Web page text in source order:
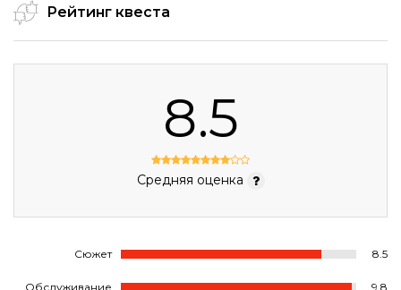
Рейтинг квеста
8.5
Средняя оценка
Сюжет 8.5
Обслуживание 9.8